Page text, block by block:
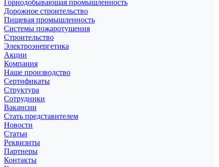
Горнодобывающая промышленность
Дорожное строительство
Пищевая промышленность
Системы пожаротушения
Строительство
Электроэнергетика
Акции
Компания
Наше производство
Сертификаты
Структура
Сотрудники
Вакансии
Стать представителем
Новости
Статьи
Реквизиты
Партнеры
Контакты